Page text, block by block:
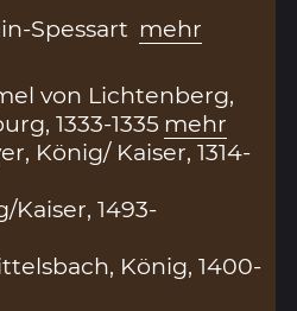
Spessart mehr
von Lichtenberg,
1333-1335 mehr
König/ Kaiser, 1314-
Kaiser, 1493-
König, 1400-